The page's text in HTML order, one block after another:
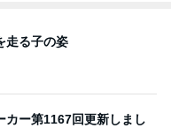
走る子の姿
カー第1167回更新しまし